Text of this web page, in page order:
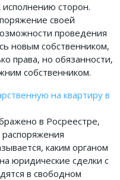
сторон.
своей
проведения
новым собственником,
права, но обязанности,
собственником.
на квартиру в
в Росреестре,
каким органом
юридические сделки с
в свободном